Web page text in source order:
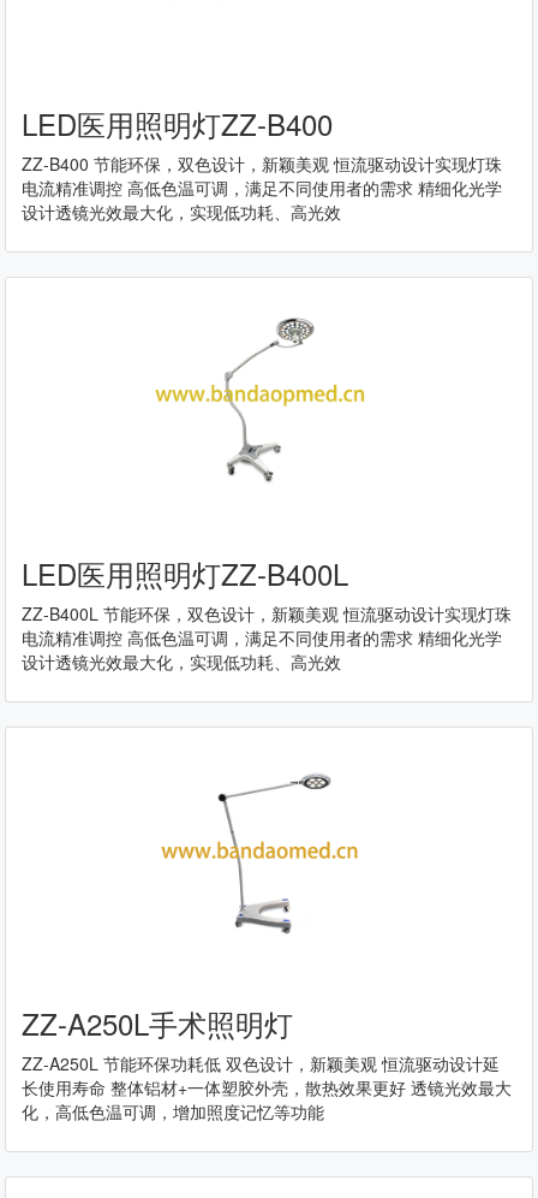
LED医用照明灯ZZ-B400
ZZ-B400 节能环保，双色设计，新颖美观 恒流驱动设计实现灯珠
电流精准调控 高低色温可调，满足不同使用者的需求 精细化光学
设计透镜光效最大化，实现低功耗、高光效
LED医用照明灯ZZ-B400L
ZZ-B400L 节能环保，双色设计，新颖美观 恒流驱动设计实现灯珠
电流精准调控 高低色温可调，满足不同使用者的需求 精细化光学
设计透镜光效最大化，实现低功耗、高光效
ZZ-A250L手术照明灯
ZZ-A250L 节能环保功耗低 双色设计，新颖美观 恒流驱动设计延
长使用寿命 整体铝材+一体塑胶外壳，散热效果更好 透镜光效最大
化，高低色温可调，增加照度记忆等功能